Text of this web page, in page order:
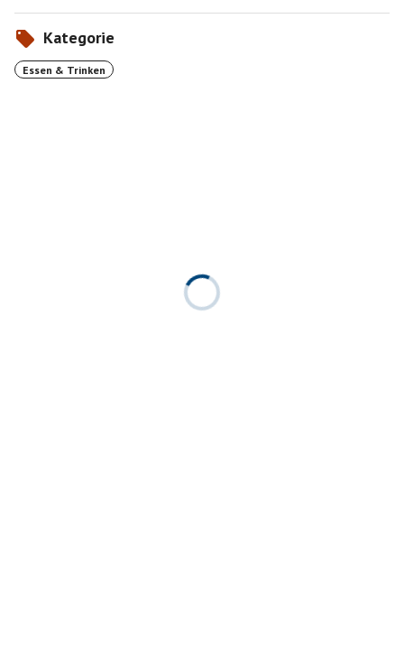
Kategorie
Essen & Trinken